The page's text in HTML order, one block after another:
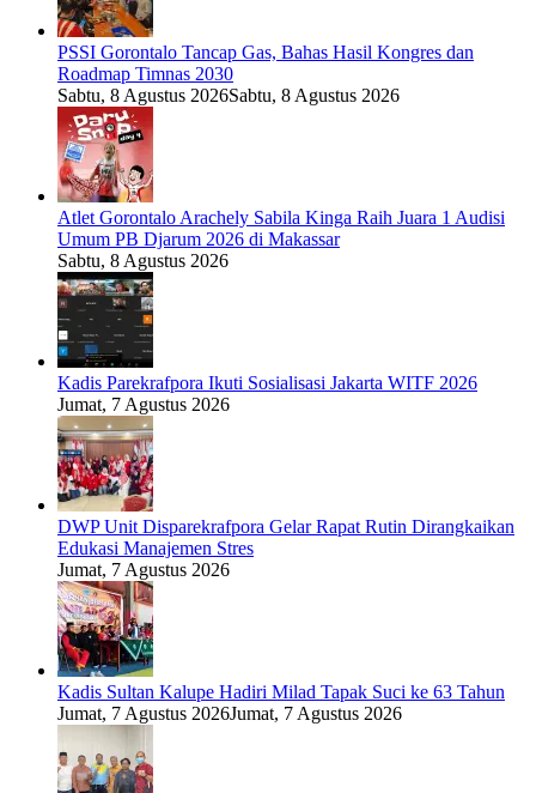
PSSI Gorontalo Tancap Gas, Bahas Hasil Kongres dan
Roadmap Timnas 2030
Sabtu, 8 Agustus 2026Sabtu, 8 Agustus 2026
Atlet Gorontalo Arachely Sabila Kinga Raih Juara 1 Audisi
Umum PB Djarum 2026 di Makassar
Sabtu, 8 Agustus 2026
Kadis Parekrafpora Ikuti Sosialisasi Jakarta WITF 2026
Jumat, 7 Agustus 2026
DWP Unit Disparekrafpora Gelar Rapat Rutin Dirangkaikan
Edukasi Manajemen Stres
Jumat, 7 Agustus 2026
Kadis Sultan Kalupe Hadiri Milad Tapak Suci ke 63 Tahun
Jumat, 7 Agustus 2026Jumat, 7 Agustus 2026